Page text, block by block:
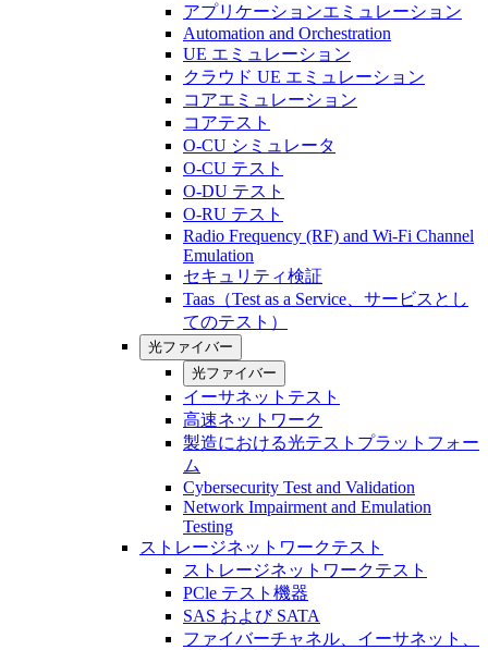
アプリケーションエミュレーション
Automation and Orchestration
UE エミュレーション
クラウド UE エミュレーション
コアエミュレーション
コアテスト
O-CU シミュレータ
O-CU テスト
O-DU テスト
O-RU テスト
Radio Frequency (RF) and Wi-Fi Channel
Emulation
セキュリティ検証
Taas（Test as a Service、サービスとし
てのテスト）
光ファイバー
光ファイバー
イーサネットテスト
高速ネットワーク
製造における光テストプラットフォー
ム
Cybersecurity Test and Validation
Network Impairment and Emulation
Testing
ストレージネットワークテスト
ストレージネットワークテスト
PCle テスト機器
SAS および SATA
ファイバーチャネル、イーサネット、